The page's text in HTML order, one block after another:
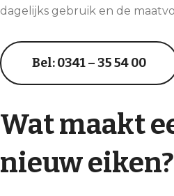
dagelijks gebruik en de
Bel: 0341 – 35 54 00
Wat maakt
nieuw eiken?